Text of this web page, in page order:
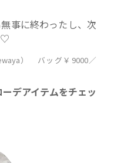
事に終わったし、次
♡
） バッグ￥9000／
デアイテムをチェッ